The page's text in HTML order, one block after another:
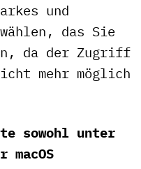
und
das Sie
da der Zugriff
mehr möglich
sowohl unter